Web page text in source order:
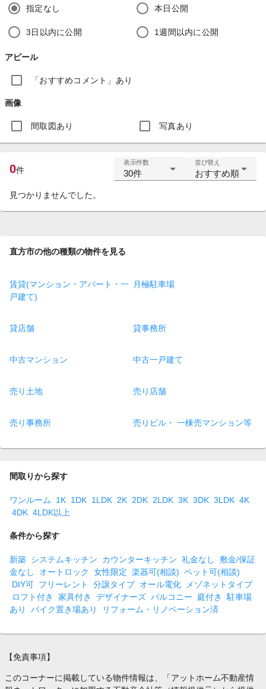
指定なし 本日公開
3日以内に公開 1週間以内に公開
アピール
「おすすめコメント」あり
画像
間取図あり 写真あり
0件
表示件数
30件
並び替え
おすすめ順
見つかりませんでした。
直方市の他の種類の物件を見る
賃貸(マンション・アパート・一
戸建て)
月極駐車場
貸店舗 貸事務所
中古マンション 中古一戸建て
売り土地 売り店舗
売り事務所 売りビル・ 一棟売マンション等
間取りから探す
ワンルーム 1K 1DK 1LDK 2K 2DK 2LDK 3K 3DK 3LDK 4K
4DK 4LDK以上
条件から探す
新築 システムキッチン カウンターキッチン 礼金なし
敷金/保証
金なし
オートロック 女性限定 楽器可(相談) ペット可(相談)
DIY可 フリーレント 分譲タイプ オール電化
メゾネットタイプ
ロフト付き
家具付き デザイナーズ バルコニー 庭付き
駐車場
あり
バイク置き場あり リフォーム・リノベーション済
【免責事項】
このコーナーに掲載している物件情報は、「アットホーム不動産情